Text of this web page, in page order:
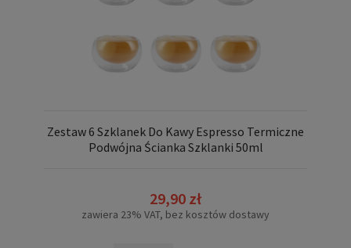
Zestaw 6 Szklanek Do Kawy Espresso Termiczne
Podwójna Ścianka Szklanki 50ml
29,90 zł
zawiera 23% VAT, bez kosztów dostawy